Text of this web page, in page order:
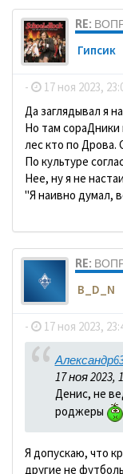
RE:
Гипсик
- 17 ноя 2023,
Да заглядывал я
Но там сораДники
лес кто по Дрова.
По культуре
Нее, ну я не
"Я наивно думал,
RE:
B_D_N
- 17 ноя 2023,
17 ноя 2023,
Денис, не
роджеры
Я допускаю, что
другие не